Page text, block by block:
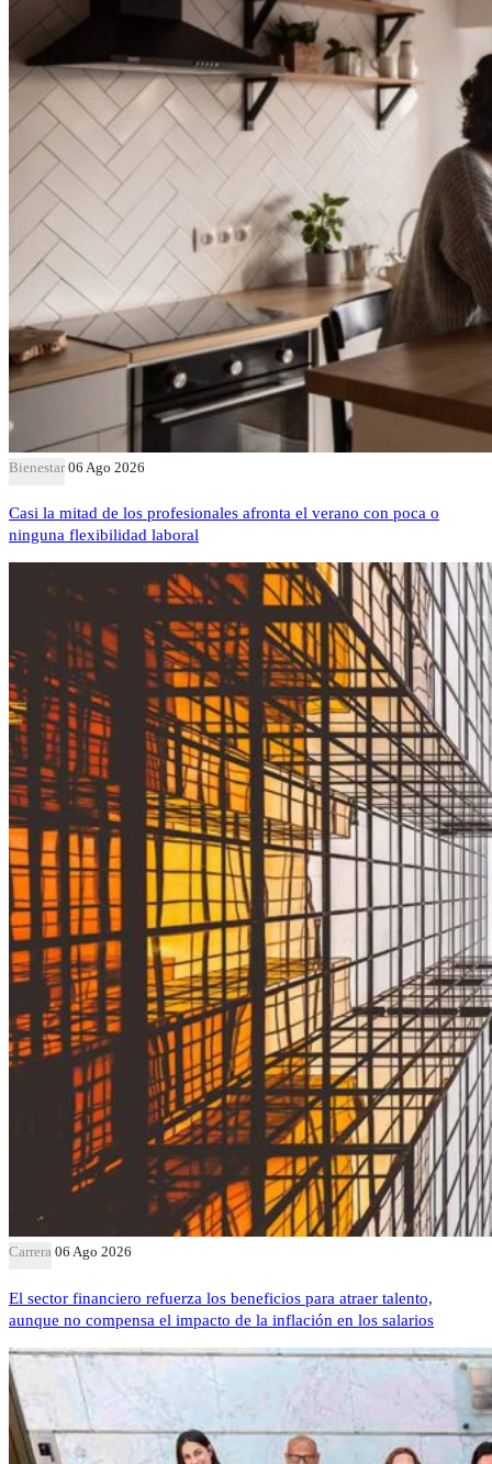
Bienestar 06 Ago 2026
Casi la mitad de los profesionales afronta el verano con poca o
ninguna flexibilidad laboral
Carrera 06 Ago 2026
El sector financiero refuerza los beneficios para atraer talento,
aunque no compensa el impacto de la inflación en los salarios